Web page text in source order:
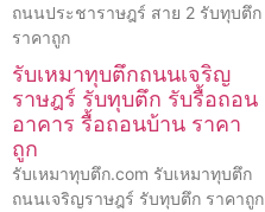
ถนนประชาราษฎร์ สาย 2 รับทุบตึก
ราคาถูก
รับเหมาทุบตึกถนนเจริญ
ราษฎร์ รับทุบตึก รับรื้อถอน
อาคาร รื้อถอนบ้าน ราคา
ถูก
รับเหมาทุบตึก.com รับเหมาทุบตึก
ถนนเจริญราษฎร์ รับทุบตึก ราคาถูก